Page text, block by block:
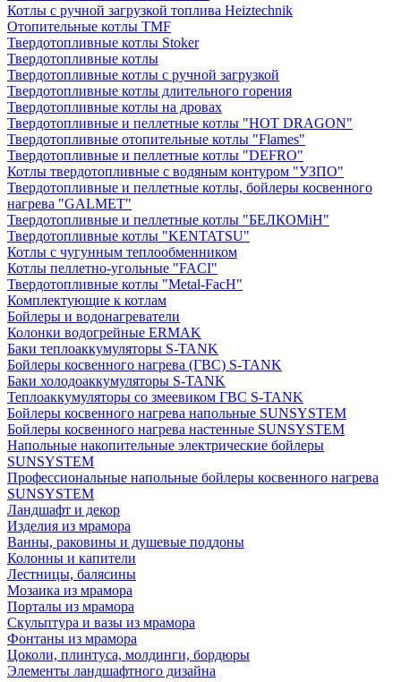
Котлы с ручной загрузкой топлива Heiztechnik
Отопительные котлы TMF
Твердотопливные котлы Stoker
Твердотопливные котлы
Твердотопливные котлы с ручной загрузкой
Твердотопливные котлы длительного горения
Твердотопливные котлы на дровах
Твердотопливные и пеллетные котлы "HOT DRAGON"
Твердотопливные отопительные котлы "Flames"
Твердотопливные и пеллетные котлы "DEFRO"
Котлы твердотопливные с водяным контуром "УЗПО"
Твердотопливные и пеллетные котлы, бойлеры косвенного
нагрева "GALMET"
Твердотопливные и пеллетные котлы "БЕЛКОМiН"
Твердотопливные котлы "KENTATSU"
Котлы с чугунным теплообменником
Котлы пеллетно-угольные "FACI"
Твердотопливные котлы "Metal-FacH"
Комплектующие к котлам
Бойлеры и водонагреватели
Колонки водогрейные ERMAK
Баки теплоаккумуляторы S-TANK
Бойлеры косвенного нагрева (ГВС) S-TANK
Баки холодоаккумуляторы S-TANK
Теплоаккумуляторы со змеевиком ГВС S-TANK
Бойлеры косвенного нагрева напольные SUNSYSTEM
Бойлеры косвенного нагрева настенные SUNSYSTEM
Напольные накопительные электрические бойлеры
SUNSYSTEM
Профессиональные напольные бойлеры косвенного нагрева
SUNSYSTEM
Ландшафт и декор
Изделия из мрамора
Ванны, раковины и душевые поддоны
Колонны и капители
Лестницы, балясины
Мозаика из мрамора
Порталы из мрамора
Скульптура и вазы из мрамора
Фонтаны из мрамора
Цоколи, плинтуса, молдинги, бордюры
Элементы ландшафтного дизайна